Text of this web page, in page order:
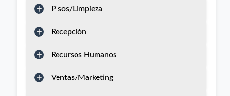
Pisos/Limpieza
Recepción
Recursos Humanos
Ventas/Marketing